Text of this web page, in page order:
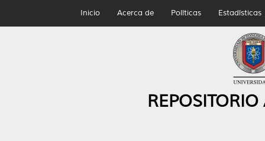
Inicio Acerca de Políticas Estadísticas